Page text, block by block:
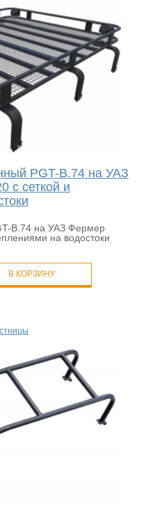
PGT-B.74 на УАЗ
с сеткой и
B.74 на УАЗ Фермер
на водостоки
В КОРЗИНУ